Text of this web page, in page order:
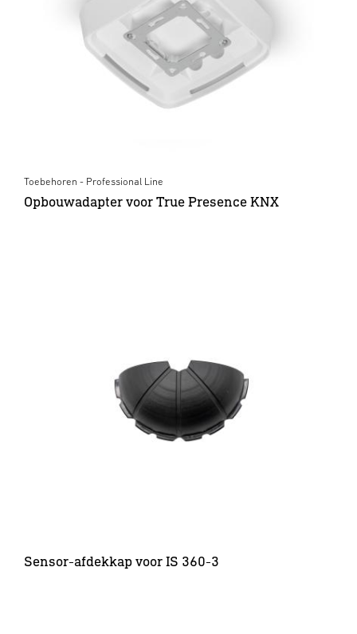
Toebehoren - Professional Line
Opbouwadapter voor True Presence KNX
Sensor-afdekkap voor IS 360-3